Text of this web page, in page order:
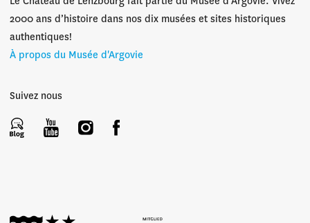
2000 ans d’histoire dans nos dix musées et sites historiques
authentiques!
À propos du Musée d'Argovie
Suivez nous